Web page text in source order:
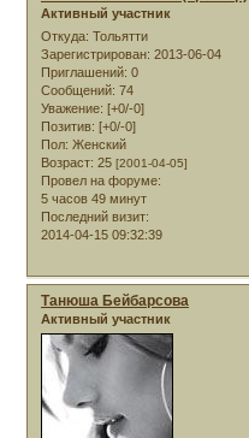
Активный участник
Откуда: Тольятти
Зарегистрирован: 2013-06-04
Приглашений: 0
Сообщений: 74
Уважение: [+0/-0]
Позитив: [+0/-0]
Пол: Женский
Возраст: 25 [2001-04-05]
Провел на форуме:
5 часов 49 минут
Последний визит:
2014-04-15 09:32:39
Танюша Бейбарсова
Активный участник